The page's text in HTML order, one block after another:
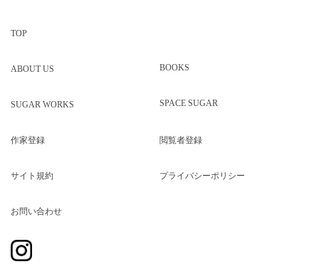
TOP
ABOUT US
SUGAR WORKS
BOOKS
SPACE SUGAR
作家登録 閲覧者登録
サイト規約 プライバシーポリシー
お問い合わせ